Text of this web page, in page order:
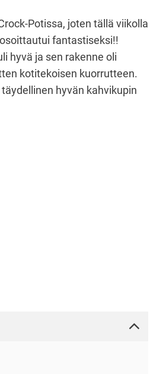
Potissa, joten tällä viikolla
fantastiseksi!!
hyvä ja sen rakenne oli
kotitekoisen kuorrutteen.
hyvän kahvikupin